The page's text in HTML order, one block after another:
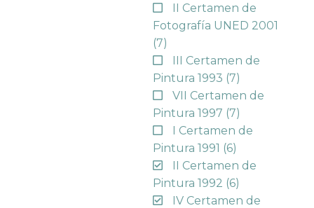
II Certamen de
Fotografía UNED 2001
(7)
III Certamen de
Pintura 1993 (7)
VII Certamen de
Pintura 1997 (7)
I Certamen de
Pintura 1991 (6)
II Certamen de
Pintura 1992 (6)
IV Certamen de